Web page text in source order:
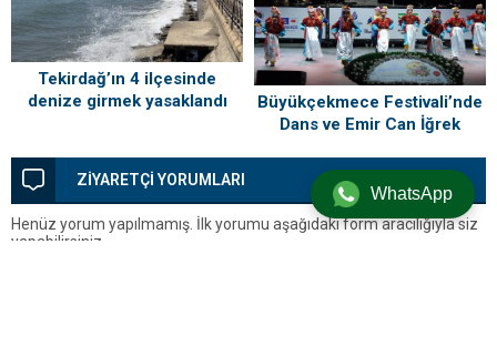
Tekirdağ’ın 4 ilçesinde
denize girmek yasaklandı
Büyükçekmece Festivali’nde
Dans ve Emir Can İğrek
ZİYARETÇİ YORUMLARI
Henüz yorum yapılmamış. İlk yorumu aşağıdaki form aracılığıyla siz
yapabilirsiniz.
WhatsApp